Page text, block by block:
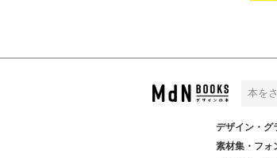
デザイン・グ
素材集・フォ